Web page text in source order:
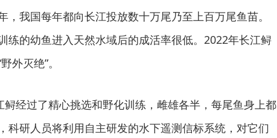
，我国每年都向长江投放数十万尾乃至上百万尾鱼苗。
练的幼鱼进入天然水域后的成活率很低。2022年长江鲟
外灭绝”。
鲟经过了精心挑选和野化训练，雌雄各半，每尾鱼身上都
科研人员将利用自主研发的水下遥测信标系统，对它们